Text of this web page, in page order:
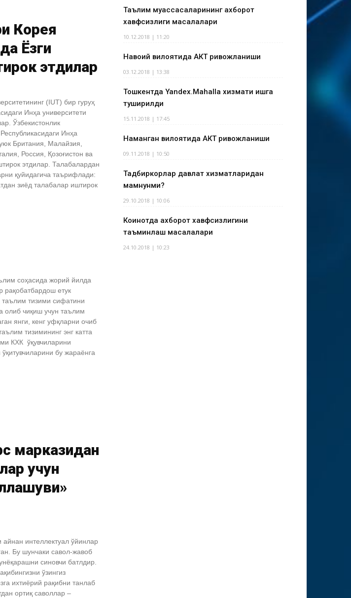
Корея
Ёзги
этдилар
(IUT) бир гуруҳ
Инҳа университети
Ўзбекистонлик
Инҳа
Британия, Малайзия,
Россия, Қозоғистон ва
этдилар. Талабалардан
қуйидагича таърифлади:
зиёд талабалар иштирок
соҳасида жорий йилда
рақобатбардош етук
тизими сифатини
олиб чиқиш учун таълим
янги, кенг уфқларни очиб
тизимининг энг катта
КХК ўқувчиларини
бу жараёнга
марказидан
учун
интеллектуал ўйинлар
Бу шунчаки савол-жавоб
синовчи батлдир.
ўзингиз
ихтиёрий рақибни танлаб
ортиқ саволлар –
Таълим муассасаларининг ахборот
хавфсизлиги масалалари
10.12.2018 | 11:20
Навоий вилоятида АКТ ривожланиши
03.12.2018 | 13:38
Тошкентда Yandex.Mahalla хизмати ишга
туширилди
15.11.2018 | 17:45
Наманган вилоятида АКТ ривожланиши
09.11.2018 | 10:50
Тадбиркорлар давлат хизматларидан
мамнунми?
29.10.2018 | 10:06
Коинотда ахборот хавфсизлигини
таъминлаш масалалари
24.10.2018 | 10:23